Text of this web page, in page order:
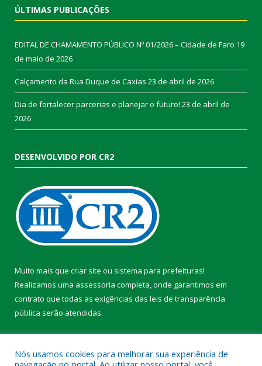
ÚLTIMAS PUBLICAÇÕES
EDITAL DE CHAMAMENTO PÚBLICO Nº 01/2026 – Cidade de Faro 19
de maio de 2026
Calçamento da Rua Duque de Caxias 23 de abril de 2026
Dia de fortalecer parcerias e planejar o futuro! 23 de abril de
2026
DESENVOLVIDO POR CR2
Muito mais que criar site ou sistema para prefeituras!
Realizamos uma assessoria completa, onde garantimos em
contrato que todas as exigências das leis de transparência
pública serão atendidas.
Nós usamos cookies para melhorar sua experiência de